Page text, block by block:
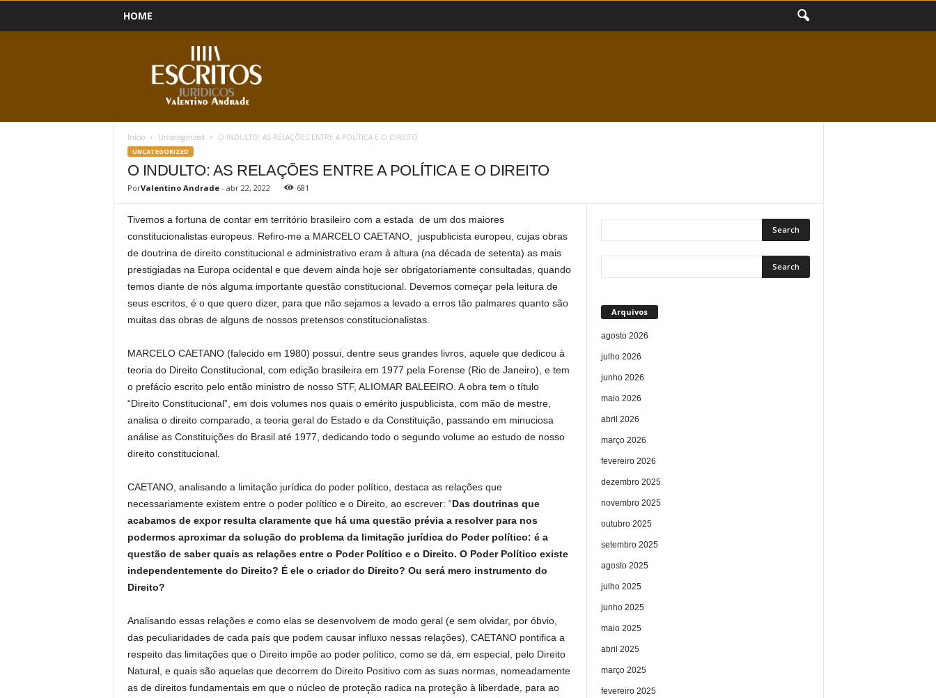
HOME
Início Uncategorized O INDULTO: AS RELAÇÕES ENTRE A POLÍTICA E O DIREITO
UNCATEGORIZED
O INDULTO: AS RELAÇÕES ENTRE A POLÍTICA E O DIREITO
PorValentino Andrade- abr 22, 2022 681
Tivemos a fortuna de contar em território brasileiro com a estada de um dos maiores
constitucionalistas europeus. Refiro-me a MARCELO CAETANO, juspublicista europeu, cujas obras
de doutrina de direito constitucional e administrativo eram à altura (na década de setenta) as mais
prestigiadas na Europa ocidental e que devem ainda hoje ser obrigatoriamente consultadas, quando
temos diante de nós alguma importante questão constitucional. Devemos começar pela leitura de
seus escritos, é o que quero dizer, para que não sejamos a levado a erros tão palmares quanto são
muitas das obras de alguns de nossos pretensos constitucionalistas.
MARCELO CAETANO (falecido em 1980) possui, dentre seus grandes livros, aquele que dedicou à
teoria do Direito Constitucional, com edição brasileira em 1977 pela Forense (Rio de Janeiro), e tem
o prefácio escrito pelo então ministro de nosso STF, ALIOMAR BALEEIRO. A obra tem o título
“Direito Constitucional”, em dois volumes nos quais o emérito juspublicista, com mão de mestre,
analisa o direito comparado, a teoria geral do Estado e da Constituição, passando em minuciosa
análise as Constituições do Brasil até 1977, dedicando todo o segundo volume ao estudo de nosso
direito constitucional.
CAETANO, analisando a limitação jurídica do poder político, destaca as relações que
necessariamente existem entre o poder político e o Direito, ao escrever: “Das doutrinas que
acabamos de expor resulta claramente que há uma questão prévia a resolver para nos
podermos aproximar da solução do problema da limitação jurídica do Poder político: é a
questão de saber quais as relações entre o Poder Político e o Direito. O Poder Político existe
independentemente do Direito? É ele o criador do Direito? Ou será mero instrumento do
Direito?
Analisando essas relações e como elas se desenvolvem de modo geral (e sem olvidar, por óbvio,
das peculiaridades de cada país que podem causar influxo nessas relações), CAETANO pontifica a
respeito das limitações que o Direito impõe ao poder político, como se dá, em especial, pelo Direito
Natural, e quais são aquelas que decorrem do Direito Positivo com as suas normas, nomeadamente
as de direitos fundamentais em que o núcleo de proteção radica na proteção à liberdade, para ao
Arquivos
agosto 2026
julho 2026
junho 2026
maio 2026
abril 2026
março 2026
fevereiro 2026
dezembro 2025
novembro 2025
outubro 2025
setembro 2025
agosto 2025
julho 2025
junho 2025
maio 2025
abril 2025
março 2025
fevereiro 2025